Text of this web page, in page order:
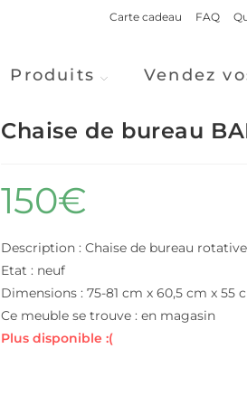
Carte cadeau FAQ
Produits Vendez
Chaise de bureau
150€
Description : Chaise de bureau
Etat : neuf
Dimensions : 75-81 cm x 60,5 cm x 55
Ce meuble se trouve : en magasin
Plus disponible :(